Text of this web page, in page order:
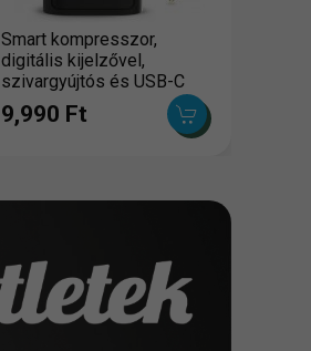
Smart kompresszor,
digitális kijelzővel,
szivargyújtós és USB-C
töltővel
9,990 Ft